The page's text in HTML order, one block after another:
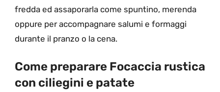
fredda ed assaporarla come spuntino, merenda
oppure per accompagnare salumi e formaggi
durante il pranzo o la cena.
Come preparare Focaccia rustica
con ciliegini e patate